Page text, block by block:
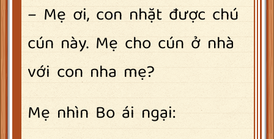
– Mẹ ơi, con nhặt được chú
cún này. Mẹ cho cún ở nhà
với con nha mẹ?
Mẹ nhìn Bo ái ngại: